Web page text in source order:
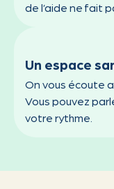
de l’aide ne fait
Un espace
On vous écoute
Vous pouvez
votre rythme.